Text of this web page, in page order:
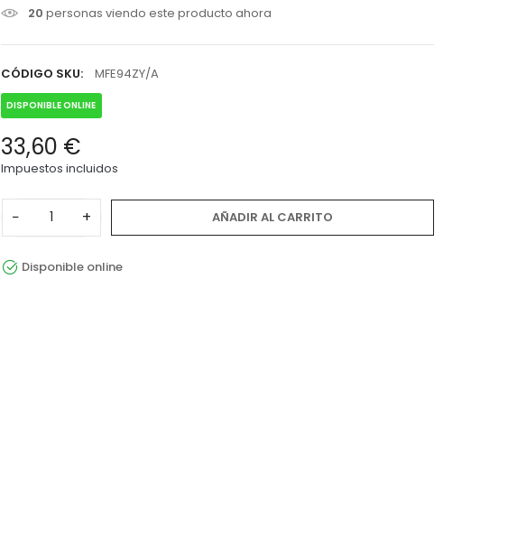
20 personas viendo este producto ahora
CÓDIGO SKU: MFE94ZY/A
DISPONIBLE ONLINE
33,60 €
Impuestos incluidos
− + AÑADIR AL CARRITO
Disponible online